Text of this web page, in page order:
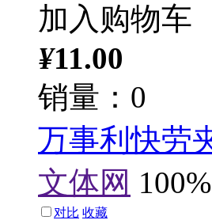
加入购物车
¥11.00
销量：0
万事利快劳
文体网 100%
对比 收藏